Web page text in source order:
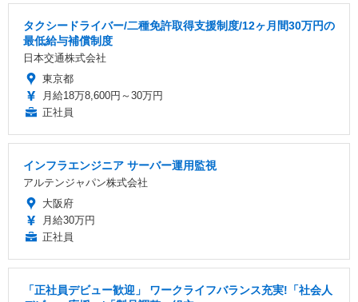
タクシードライバー/二種免許取得支援制度/12ヶ月間30万円の
最低給与補償制度
日本交通株式会社
東京都
月給18万8,600円～30万円
正社員
インフラエンジニア サーバー運用監視
アルテンジャパン株式会社
大阪府
月給30万円
正社員
「正社員デビュー歓迎」 ワークライフバランス充実!「社会人